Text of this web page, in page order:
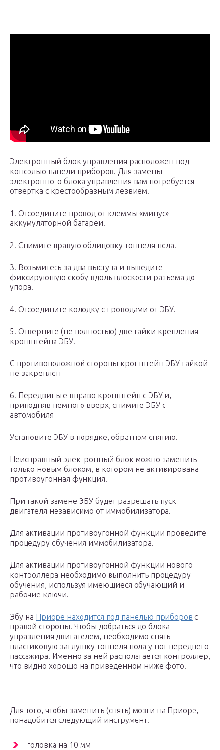
Электронный блок управления расположен под
консолью панели приборов. Для замены
электронного блока управления вам потребуется
отвертка с крестообразным лезвием.
1. Отсоедините провод от клеммы «минус»
аккумуляторной батареи.
2. Снимите правую облицовку тоннеля пола.
3. Возьмитесь за два выступа и выведите
фиксирующую скобу вдоль плоскости разъема до
упора.
4. Отсоедините колодку с проводами от ЭБУ.
5. Отверните (не полностью) две гайки крепления
кронштейна ЭБУ.
С противоположной стороны кронштейн ЭБУ гайкой
не закреплен
6. Передвиньте вправо кронштейн с ЭБУ и,
приподняв немного вверх, снимите ЭБУ с
автомобиля
Установите ЭБУ в порядке, обратном снятию.
Неисправный электронный блок можно заменить
только новым блоком, в котором не активирована
противоугонная функция.
При такой замене ЭБУ будет разрешать пуск
двигателя независимо от иммобилизатора.
Для активации противоугонной функции проведите
процедуру обучения иммобилизатора.
Для активации противоугонной функции нового
контроллера необходимо выполнить процедуру
обучения, используя имеющиеся обучающий и
рабочие ключи.
Эбу на Приоре находится под панелью приборов с
правой стороны. Чтобы добраться до блока
управления двигателем, необходимо снять
пластиковую заглушку тоннеля пола у ног переднего
пассажира. Именно за ней располагается контроллер,
что видно хорошо на приведенном ниже фото.
Для того, чтобы заменить (снять) мозги на Приоре,
понадобится следующий инструмент:
головка на 10 мм